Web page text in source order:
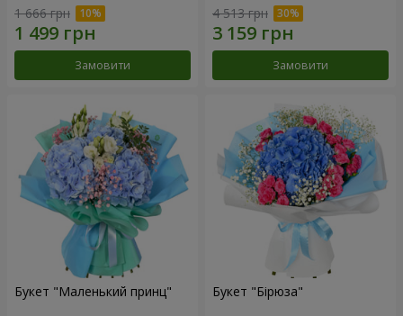
1 666 грн
Замовити
4 513 грн
Замовити
Букет "Маленький принц" Букет "Бірюза"